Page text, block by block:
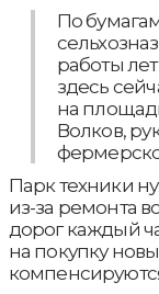
По
работы
здесь
на
Волков,
Парк техники
из-за ремонта
дорог каждый
на покупку